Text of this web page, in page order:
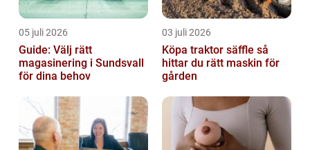
05 juli 2026
Guide: Välj rätt
magasinering i Sundsvall
för dina behov
03 juli 2026
Köpa traktor säffle så
hittar du rätt maskin för
gården